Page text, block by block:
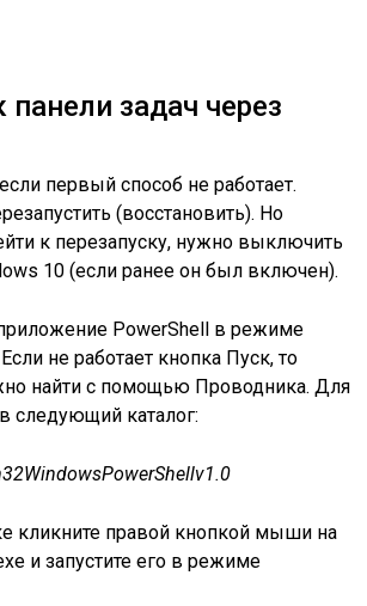
панели задач через
первый способ не работает.
(восстановить). Но
к перезапуску, нужно выключить
10 (если ранее он был включен).
приложение PowerShell в режиме
не работает кнопка Пуск, то
найти с помощью Проводника. Для
следующий каталог:
кликните правой кнопкой мыши на
и запустите его в режиме